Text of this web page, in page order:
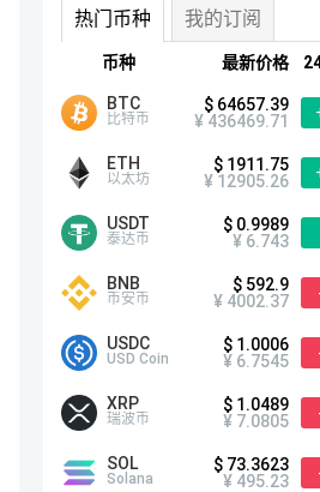
热门币种 我的订阅
币种 最新价格
BTC
比特币
$ 64657.39
¥ 436469.71
ETH
以太坊
$ 1911.75
¥ 12905.26
USDT
泰达币
$ 0.9989
¥ 6.743
BNB
币安币
$ 592.9
¥ 4002.37
USDC
USD Coin
$ 1.0006
¥ 6.7545
XRP
瑞波币
$ 1.0489
¥ 7.0805
SOL
Solana
$ 73.3623
¥ 495.23